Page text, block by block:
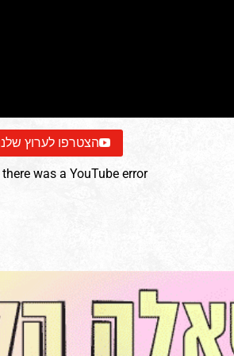
הצטרפו לערוץ
there was a YouTube error.